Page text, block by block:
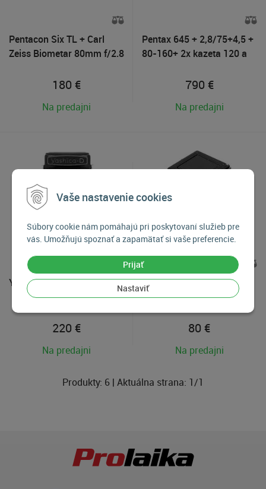
Vaše nastavenie cookies
Súbory cookie nám pomáhajú pri poskytovaní služieb pre
vás. Umožňujú spoznať a zapamätať si vaše preferencie.
Prijať
Nastaviť
Pentacon Six TL + Carl
Zeiss Biometar 80mm f/2.8
180 €
Na predajni
Pentax 645 + 2,8/75+4,5 +
80-160+ 2x kazeta 120 a
790 €
Na predajni
Yashica D, Použitý tovar
220 €
Na predajni
Rolleicord Triotar 75mm
f/4.5, Použitý tovar
80 €
Na predajni
Produkty: 6 | Aktuálna strana: 1/1